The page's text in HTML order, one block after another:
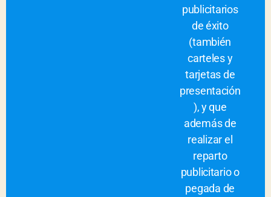
publicitarios
de éxito
(también
carteles y
tarjetas de
presentación
), y que
además de
realizar el
reparto
publicitario o
pegada de